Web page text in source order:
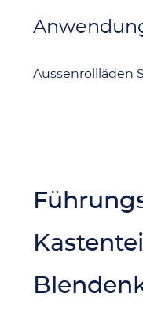
Aussenrollläden